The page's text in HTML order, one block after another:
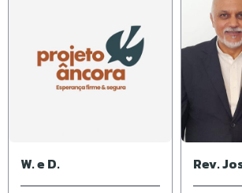
W. e D.
Rev.
Ivone